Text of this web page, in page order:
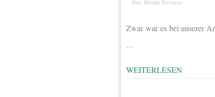
Das Wanda Terrasse
Zwar war es bei unserer
…
WEITERLESEN